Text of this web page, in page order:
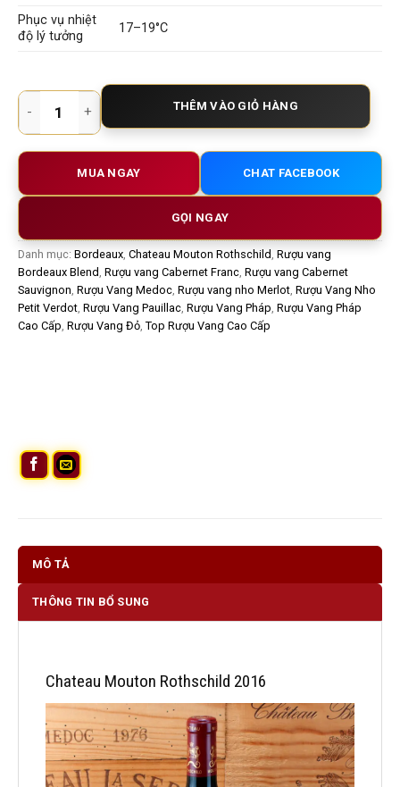
Phục vụ nhiệt
độ lý tưởng
17–19°C
Rượu Vang Pháp Chateau Mouton Rothschild 2016 – Biểu
THÊM VÀO GIỎ HÀNG
MUA NGAY CHAT FACEBOOK
GỌI NGAY
Danh mục: Bordeaux, Chateau Mouton Rothschild , Rượu vang
Bordeaux Blend, Rượu vang Cabernet Franc, Rượu vang Cabernet
Sauvignon, Rượu Vang Medoc, Rượu vang nho Merlot, Rượu Vang Nho
Petit Verdot, Rượu Vang Pauillac, Rượu Vang Pháp, Rượu Vang Pháp
Cao Cấp, Rượu Vang Đỏ, Top Rượu Vang Cao Cấp
MÔ TẢ
THÔNG TIN BỔ SUNG
Chateau Mouton Rothschild 2016